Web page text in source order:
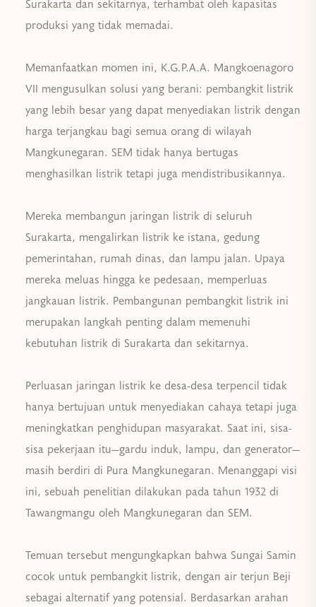
produksi yang tidak memadai.
Memanfaatkan momen ini, K.G.P.A.A. Mangkoenagoro
VII mengusulkan solusi yang berani: pembangkit listrik
yang lebih besar yang dapat menyediakan listrik dengan
harga terjangkau bagi semua orang di wilayah
Mangkunegaran. SEM tidak hanya bertugas
menghasilkan listrik tetapi juga mendistribusikannya.
Mereka membangun jaringan listrik di seluruh
Surakarta, mengalirkan listrik ke istana, gedung
pemerintahan, rumah dinas, dan lampu jalan. Upaya
mereka meluas hingga ke pedesaan, memperluas
jangkauan listrik. Pembangunan pembangkit listrik ini
merupakan langkah penting dalam memenuhi
kebutuhan listrik di Surakarta dan sekitarnya.
Perluasan jaringan listrik ke desa-desa terpencil tidak
hanya bertujuan untuk menyediakan cahaya tetapi juga
meningkatkan penghidupan masyarakat. Saat ini, sisa-
sisa pekerjaan itu—gardu induk, lampu, dan generator—
masih berdiri di Pura Mangkunegaran. Menanggapi visi
ini, sebuah penelitian dilakukan pada tahun 1932 di
Tawangmangu oleh Mangkunegaran dan SEM.
Temuan tersebut mengungkapkan bahwa Sungai Samin
cocok untuk pembangkit listrik, dengan air terjun Beji
sebagai alternatif yang potensial. Berdasarkan arahan